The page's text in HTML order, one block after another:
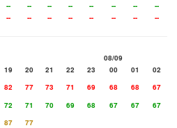
-- -- -- -- -- -- --
--
-- -- -- -- -- -- -- --
08/09
19 20 21 22 23 00 01
02
82 77 73 71 69 68 68
67
72 71 70 69 68 67 67
67
87
77